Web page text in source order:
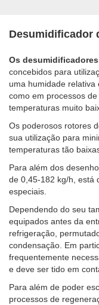
Desumidificador
Os
concebidos para
uma humidade relativa
como em processos
temperaturas muito
Os poderosos rotores
sua utilização para
temperaturas tão
Para além dos
de 0,45-182 kg/h, está
especiais.
Dependendo do seu
equipados antes da
refrigeração,
condensação. Em
frequentemente
e deve ser tido em
Para além de poder
processos de